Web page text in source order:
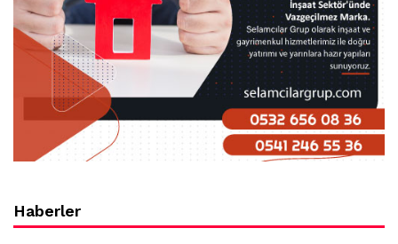
Haberler